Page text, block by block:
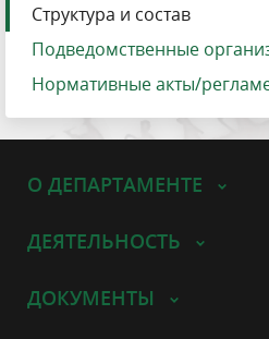
Структура и состав
Подведомственные
Нормативные акты/
О ДЕПАРТАМЕНТЕ
ДЕЯТЕЛЬНОСТЬ
ДОКУМЕНТЫ